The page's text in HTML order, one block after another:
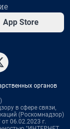
App Store
органов
в сфере связи,
(Роскомнадзор)
06.02.2023 г.